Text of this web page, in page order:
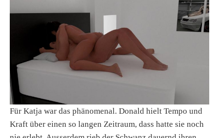
Für Katja war das phänomenal. Donald hielt Tempo und
Kraft über einen so langen Zeitraum, dass hatte sie noch